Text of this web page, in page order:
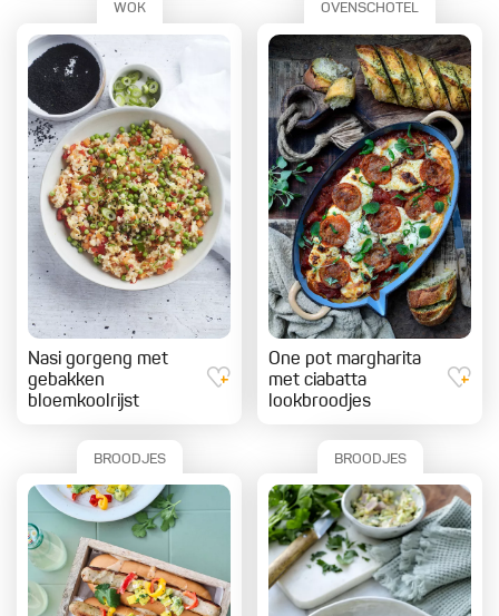
WOK
Nasi gorgeng met
gebakken
bloemkoolrijst
OVENSCHOTEL
One pot margharita
met ciabatta
lookbroodjes
BROODJES BROODJES